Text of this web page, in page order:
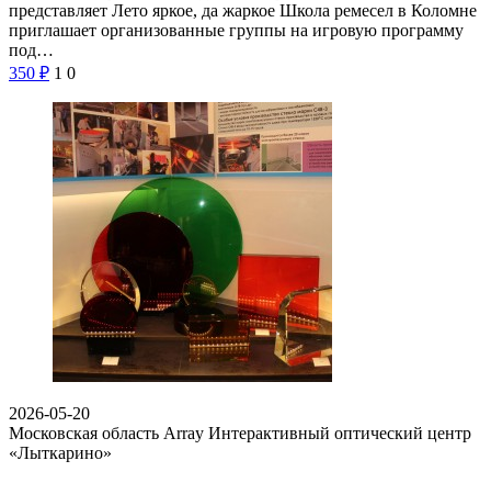
представляет Лето яркое, да жаркое Школа ремесел в Коломне
приглашает организованные группы на игровую программу
под…
350 ₽ 1 0
2026-05-20
Московская область Array Интерактивный оптический центр
«Лыткарино»